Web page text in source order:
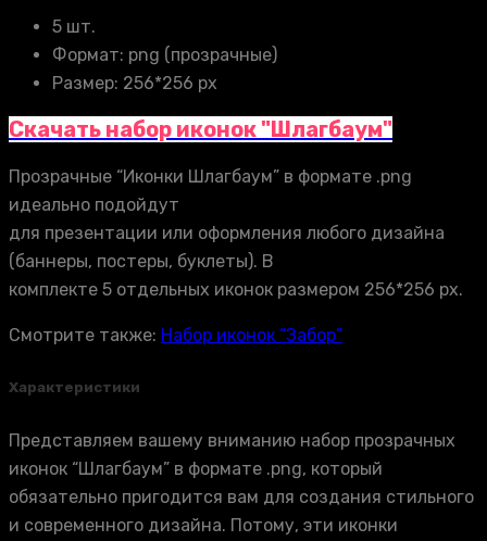
5 шт.
Формат: png (прозрачные)
Размер: 256*256 px
Скачать набор иконок "Шлагбаум"
Прозрачные “Иконки Шлагбаум” в формате .png
идеально подойдут
для презентации или оформления любого дизайна
(баннеры, постеры, буклеты). В
комплекте 5 отдельных иконок размером 256*256 px.
Смотрите также: Набор иконок “Забор”
Характеристики
Представляем вашему вниманию набор прозрачных
иконок “Шлагбаум” в формате .png, который
обязательно пригодится вам для создания стильного
и современного дизайна. Потому, эти иконки